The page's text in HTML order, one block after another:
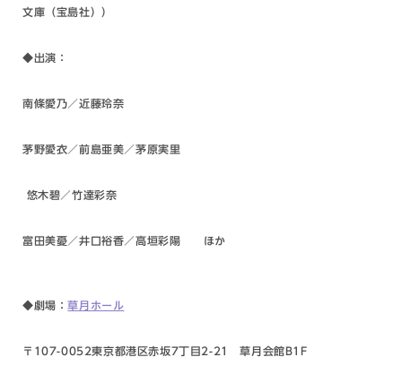
文庫（宝島社））
◆出演：
南條愛乃／近藤玲奈
茅野愛衣／前島亜美／茅原実里
悠木碧／竹達彩奈
富田美憂／井口裕香／高垣彩陽 ほか
◆劇場：草月ホール
〒 107-0052東京都港区赤坂7丁目 2-21 草月会館 B1F